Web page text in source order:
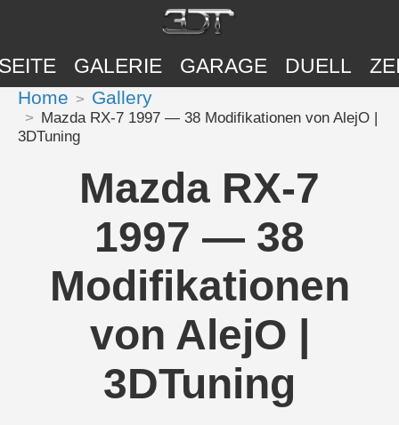
GALERIE GARAGE DUELL
Home Gallery
Mazda RX-7 1997 — 38 Modifikationen von AlejO |
3DTuning
Mazda RX-7
1997 — 38
Modifikationen
von AlejO |
3DTuning